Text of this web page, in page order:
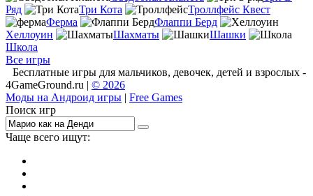
Ряд
Три Кота
Троллфейс Квест
Ферма
Флаппи Берд
Хеллоуин
Шахматы
Шашки
Школа
Все игры
Бесплатные игры для мальчиков, девочек, детей и взрослых -
4GameGround.ru | © 2026
Моды на Андроид игры | Free Games
Поиск игр
Чаще всего ищут: